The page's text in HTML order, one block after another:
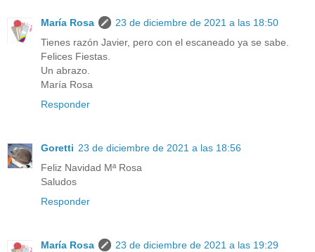
María Rosa
23 de diciembre de 2021 a las 18:50
Tienes razón Javier, pero con el escaneado ya se sabe.
Felices Fiestas.
Un abrazo.
María Rosa
Responder
Goretti 23 de diciembre de 2021 a las 18:56
Feliz Navidad Mª Rosa
Saludos
Responder
María Rosa
23 de diciembre de 2021 a las 19:29